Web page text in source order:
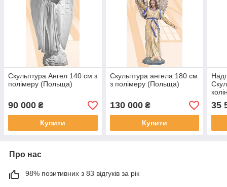
Скульптура Ангел 140 см з
полімеру (Польща)
90 000 ₴
Купити
Скульптура ангела 180 см
з полімеру (Польща)
130 000₴
Купити
см
35
Про нас
98% позитивних з 83 відгуків за рік